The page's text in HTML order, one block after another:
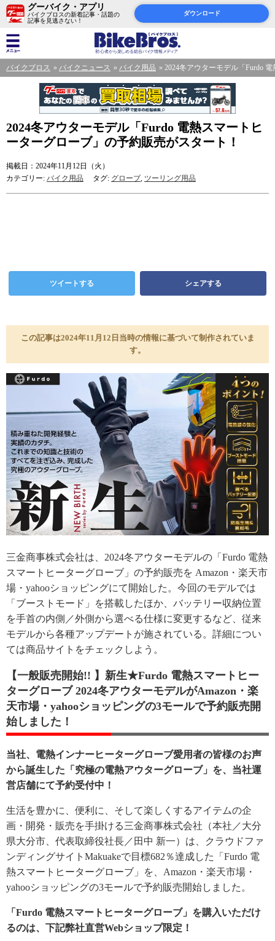
グーバイク・アプリ
バイクブロスの新着記事・話題の
記事を見逃さない！
ダウンロード
バイクブロス バイクニュース バイク用品 2024冬アウターモデル「Furdo
2024冬アウターモデル「Furdo 電熱スマートヒ
ーターグローブ」の予約販売がスタート！
掲載日：2024年11月12日（火）
カテゴリー: バイク用品 タグ: グローブ, ツーリング用品
ツイートする シェアする
この記事は2024年11月12日当時の情報に基づいて制作されていま
す。
三金商事株式会社は、2024冬アウターモデルの「Furdo 電熱
スマートヒーターグローブ」の予約販売を Amazon・楽天市
場・yahooショッピングにて開始した。今回のモデルでは
「ブーストモード」を搭載したほか、バッテリー収納位置
を手首の内側／外側から選べる仕様に変更するなど、従来
モデルから各種アップデートが施されている。詳細につい
ては商品サイトをチェックしよう。
【一般販売開始!! 】新生★Furdo 電熱スマートヒー
ターグローブ 2024冬アウターモデルがAmazon・楽
天市場・yahooショッピングの3モールで予約販売開
始しました！
当社、電熱インナーヒーターグローブ愛用者の皆様のお声
から誕生した「究極の電熱アウターグローブ」を、当社運
営店舗にて予約受付中！
生活を豊かに、便利に、そして楽しくするアイテムの企
画・開発・販売を手掛ける三金商事株式会社（本社／大分
県大分市、代表取締役社長／田中 新一）は、クラウドファ
ンディングサイトMakuakeで目標682％達成した「Furdo 電
熱スマートヒーターグローブ」を、Amazon・楽天市場・
yahooショッピングの3モールで予約販売開始しました。
「Furdo 電熱スマートヒーターグローブ」を購入いただけ
るのは、下記弊社直営Webショップ限定！